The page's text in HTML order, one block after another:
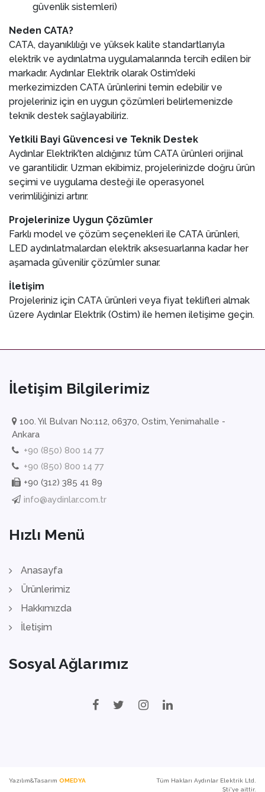
güvenlik sistemleri)
Neden CATA?
CATA, dayanıklılığı ve yüksek kalite standartlarıyla
elektrik ve aydınlatma uygulamalarında tercih edilen bir
markadır. Aydınlar Elektrik olarak Ostim’deki
merkezimizden CATA ürünlerini temin edebilir ve
projeleriniz için en uygun çözümleri belirlemenizde
teknik destek sağlayabiliriz.
Yetkili Bayi Güvencesi ve Teknik Destek
Aydınlar Elektrik’ten aldığınız tüm CATA ürünleri orijinal
ve garantilidir. Uzman ekibimiz, projelerinizde doğru ürün
seçimi ve uygulama desteği ile operasyonel
verimliliğinizi artırır.
Projelerinize Uygun Çözümler
Farklı model ve çözüm seçenekleri ile CATA ürünleri,
LED aydınlatmalardan elektrik aksesuarlarına kadar her
aşamada güvenilir çözümler sunar.
İletişim
Projeleriniz için CATA ürünleri veya fiyat teklifleri almak
üzere Aydınlar Elektrik (Ostim) ile hemen iletişime geçin.
İletişim Bilgilerimiz
100. Yıl Bulvarı No:112, 06370, Ostim, Yenimahalle -
Ankara
+90 (850) 800 14 77
+90 (850) 800 14 77
+90 (312) 385 41 89
info@aydinlar.com.tr
Hızlı Menü
Anasayfa
Ürünlerimiz
Hakkımızda
İletişim
Sosyal Ağlarımız
Yazılım&Tasarım OMEDYA
Tüm Hakları Aydınlar Elektrik Ltd.
Şti'ye aittir.